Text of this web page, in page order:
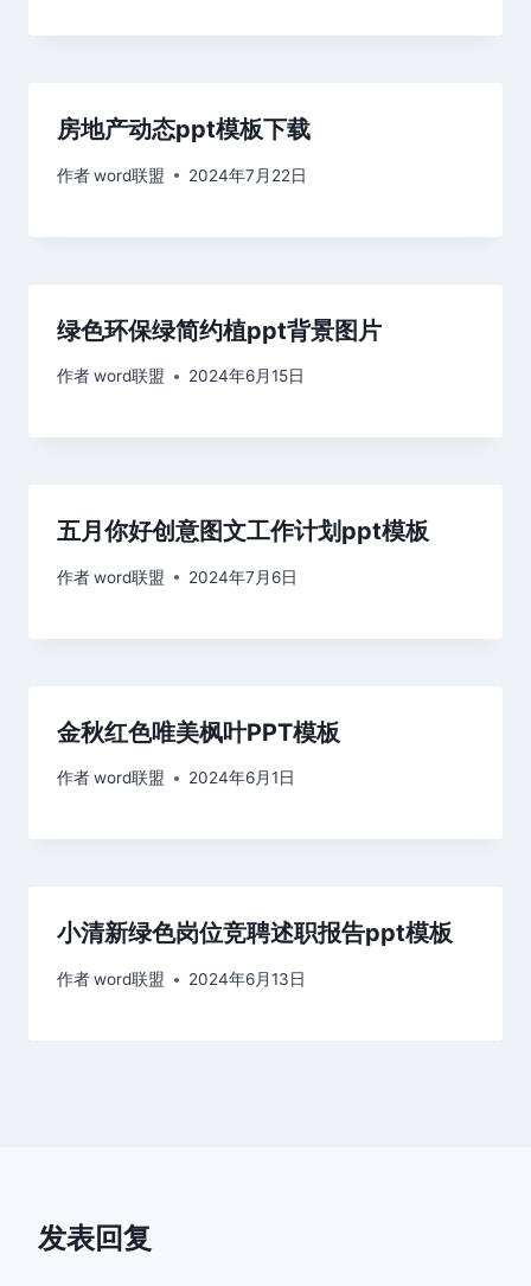
房地产动态ppt模板下载
作者word联盟 2024年7月22日
绿色环保绿简约植ppt背景图片
作者word联盟 2024年6月15日
五月你好创意图文工作计划ppt模板
作者word联盟 2024年7月6日
金秋红色唯美枫叶PPT模板
作者word联盟 2024年6月1日
小清新绿色岗位竞聘述职报告ppt模板
作者word联盟 2024年6月13日
发表回复